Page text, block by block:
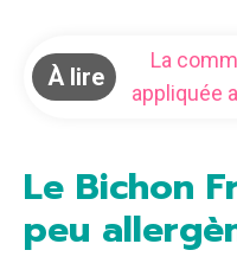
À lire
La
appliquée
Le Bichon
peu